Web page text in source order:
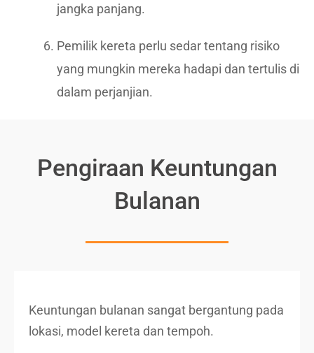
jangka panjang.
Pemilik kereta perlu sedar tentang risiko
yang mungkin mereka hadapi dan tertulis di
dalam perjanjian.
Pengiraan Keuntungan
Bulanan
Keuntungan bulanan sangat bergantung pada
lokasi, model kereta dan tempoh.